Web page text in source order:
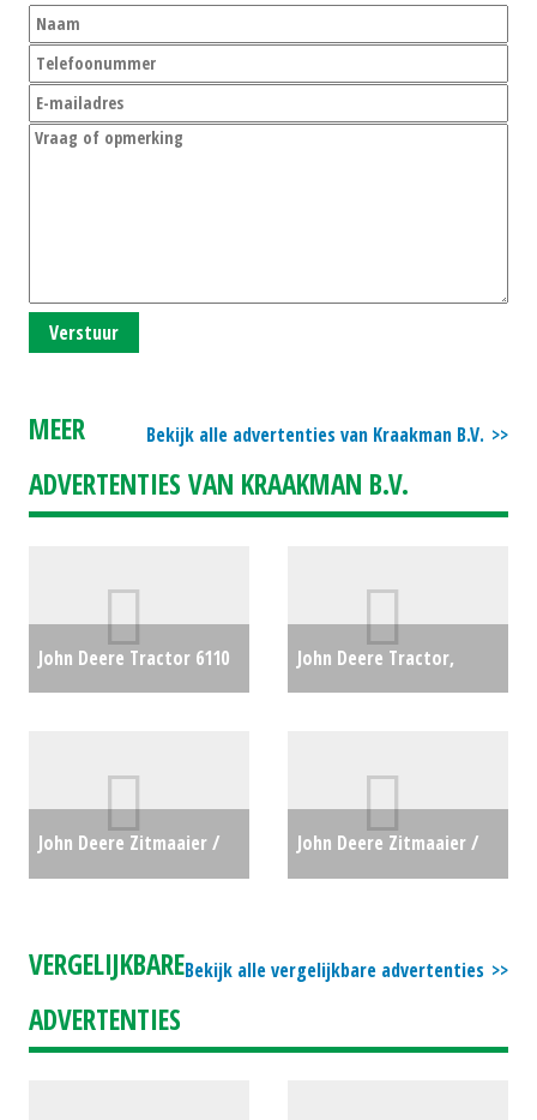
Verstuur
Bekijk alle advertenties van Kraakman B.V.
MEER
ADVERTENTIES VAN KRAAKMAN B.V.
John Deere Tractor 6110
John Deere Tractor,
€0
John Deere Zitmaaier /
John Deere Zitmaaier /
Bekijk alle vergelijkbare advertenties
VERGELIJKBARE
ADVERTENTIES